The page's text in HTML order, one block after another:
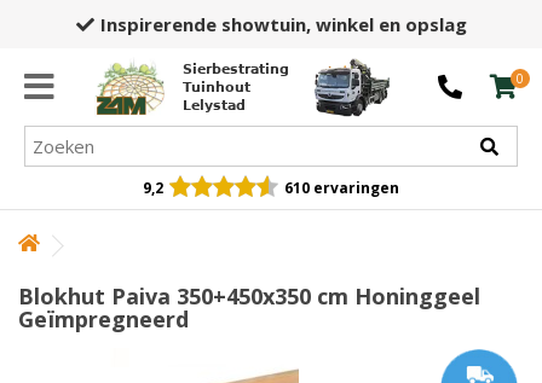
Inspirerende showtuin,winkel en opslag
Sierbestrating
Tuinhout
Lelystad
0
9,2 610 ervaringen
Blokhut Paiva 350+450x350 cm Honinggeel
Geïmpregneerd